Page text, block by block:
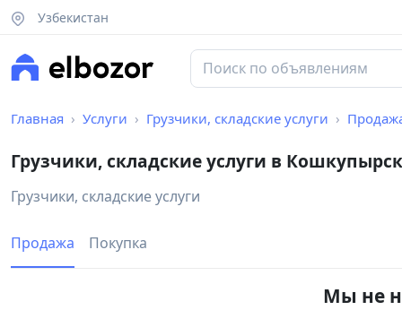
Узбекистан
Главная Услуги Грузчики, складские услуги
Грузчики, складские услуги в
Грузчики, складские услуги
Продажа Покупка
Мы не